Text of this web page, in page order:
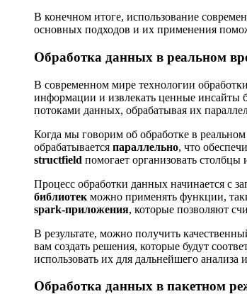
В конечном итоге, использование
основных подходов и их применения
Обработка данных в реальном
В современном мире технологии
информации и извлекать ценные инсайты
потоками данных, обрабатывая их
Когда мы говорим об обработке в
обрабатывается параллельно, что
structfield помогает организовать столбцы
Процесс обработки данных начинается с
библиотек можно применять функции,
spark-приложения, которые позволяют
В результате, можно получить
вам создать решения, которые будут
использовать их для дальнейшего
Обработка данных в пакетном